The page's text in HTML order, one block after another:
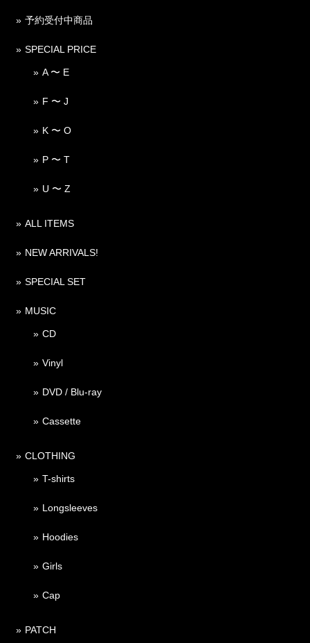
予約受付中商品
SPECIAL PRICE
A 〜 E
F 〜 J
K 〜 O
P 〜 T
U 〜 Z
ALL ITEMS
NEW ARRIVALS!
SPECIAL SET
MUSIC
CD
Vinyl
DVD / Blu-ray
Cassette
CLOTHING
T-shirts
Longsleeves
Hoodies
Girls
Cap
PATCH